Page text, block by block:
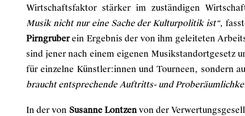
Wirtschaftsfaktor stärker im zuständigen
Musik nicht nur eine Sache der Kulturpolitik ist“,
Pirngruberein Ergebnis der von ihm geleiteten
sind jener nach einem eigenen Musikstandortgesetz
für einzelne Künstler:innen und Tourneen, sondern
braucht entsprechende Auftritts- und
In der von Susanne Lontzenvon der